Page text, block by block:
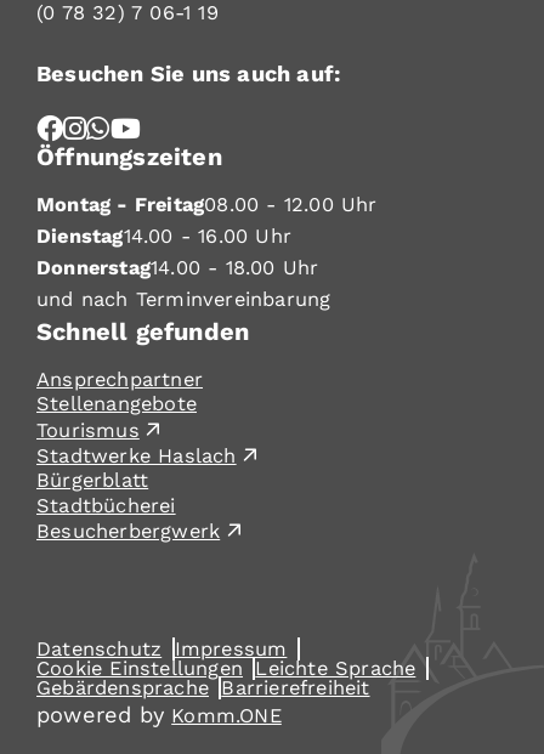
(0 78 32) 7 06-1 19
Besuchen Sie uns auch auf:
Öffnungszeiten
Montag - Freitag08.00 - 12.00 Uhr
Dienstag14.00 - 16.00 Uhr
Donnerstag14.00 - 18.00 Uhr
und nach Terminvereinbarung
Schnell gefunden
Ansprechpartner
Stellenangebote
Tourismus
Stadtwerke Haslach
Bürgerblatt
Stadtbücherei
Besucherbergwerk
Datenschutz
Impressum
Cookie Einstellungen
Leichte Sprache
Gebärdensprache Barrierefreiheit
powered by Komm.ONE